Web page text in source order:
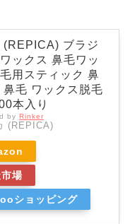
(REPICA) ブラジ
ックス 鼻毛ワッ
用スティック 鼻
鼻毛 ワックス脱毛
本入り
by Rinker
(REPICA)
場
ショッピング